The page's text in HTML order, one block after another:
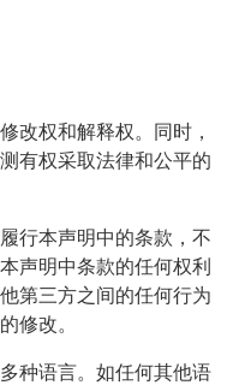
改权和解释权。同时，
有权采取法律和公平的
行本声明中的条款，不
声明中条款的任何权利
第三方之间的任何行为
修改。
种语言。如任何其他语